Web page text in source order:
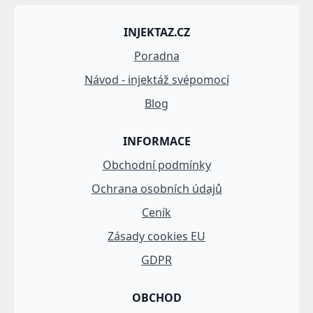
INJEKTAZ.CZ
Poradna
Návod - injektáž svépomocí
Blog
INFORMACE
Obchodní podmínky
Ochrana osobních údajů
Ceník
Zásady cookies EU
GDPR
OBCHOD